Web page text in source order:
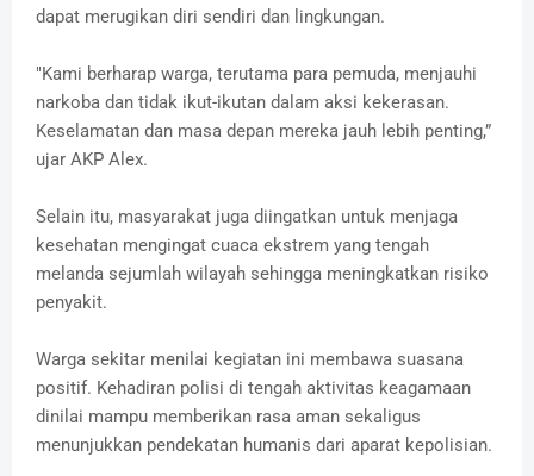
dapat merugikan diri sendiri dan lingkungan.
"Kami berharap warga, terutama para pemuda, menjauhi
narkoba dan tidak ikut-ikutan dalam aksi kekerasan.
Keselamatan dan masa depan mereka jauh lebih penting,”
ujar AKP Alex.
Selain itu, masyarakat juga diingatkan untuk menjaga
kesehatan mengingat cuaca ekstrem yang tengah
melanda sejumlah wilayah sehingga meningkatkan risiko
penyakit.
Warga sekitar menilai kegiatan ini membawa suasana
positif. Kehadiran polisi di tengah aktivitas keagamaan
dinilai mampu memberikan rasa aman sekaligus
menunjukkan pendekatan humanis dari aparat kepolisian.